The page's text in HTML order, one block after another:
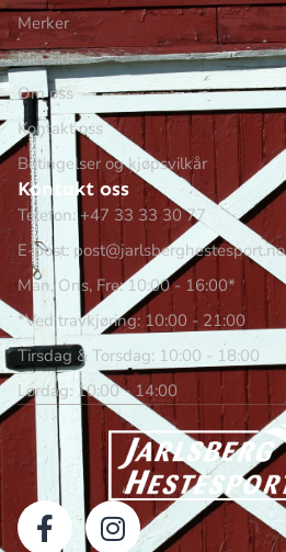
Merker
Min side
Om oss
Kontakt oss
Betingelser og kjøpsvilkår
Kontakt oss
Telefon: +47 33 33 30 77
E-post: post@jarlsberghestesport.no
Man, Ons, Fre: 10:00 - 16:00*
*Ved travkjøring: 10:00 - 21:00
Tirsdag & Torsdag: 10:00 - 18:00
Lørdag: 10:00 - 14:00